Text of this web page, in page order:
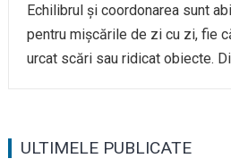
Echilibrul și coordonarea sunt
pentru mișcările de zi cu zi, fie
urcat scări sau ridicat obiecte.
ULTIMELE PUBLICATE